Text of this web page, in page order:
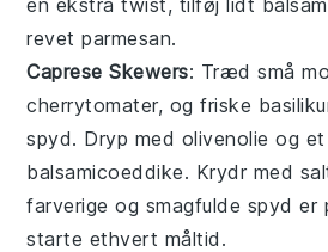
revet parmesan.
Caprese Skewers: Træd små
cherrytomater, og friske
spyd. Dryp med olivenolie og
balsamicoeddike. Krydr med
farverige og smagfulde spyd
starte ethvert måltid.